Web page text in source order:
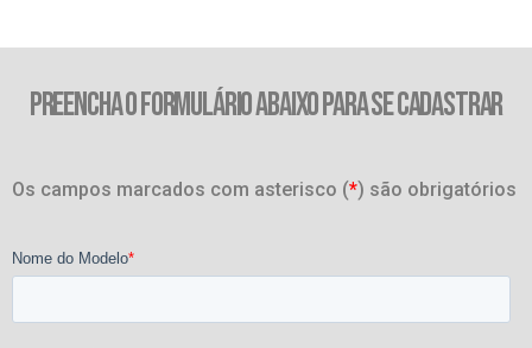
PREENCHA O FORMULÁRIO ABAIXO PARA SE CADASTRAR
Os campos marcados com asterisco (*) são obrigatórios